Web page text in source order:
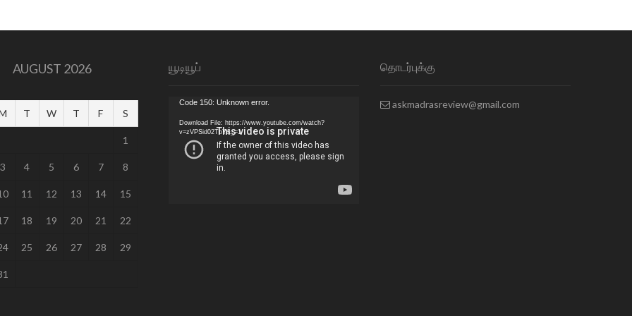
AUGUST 2026
T W T F S
1
3 4 5 6 7 8
11 12 13 14 15
18 19 20 21 22
25 26 27 28 29
யூடியூப்
Video
Player
Code 150: Unknown error.
Download File: https://www.youtube.com/watch?
v=zVPSid02TbY&_=1
தொடர்புக்கு
askmadrasreview@gmail.com